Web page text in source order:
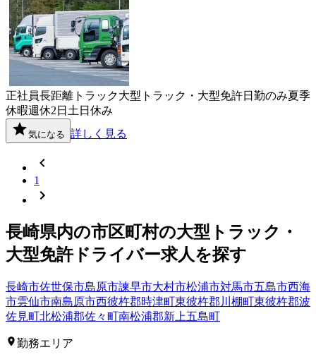
正社員長距離 トラック大型トラック・大型免許日勤のみ夏季
休暇週休2日 土日休み
気になる 詳しく見る
1
長崎県内の市区町村の大型トラック・
大型免許ドライバー求人を探す
長崎市佐世保市島原市諫早市大村市松浦市対馬市五島市西海
市雲仙市南島原市西彼杵郡時津町東彼杵郡川棚町東彼杵郡波
佐見町北松浦郡佐々町南松浦郡新上五島町
勤務エリア